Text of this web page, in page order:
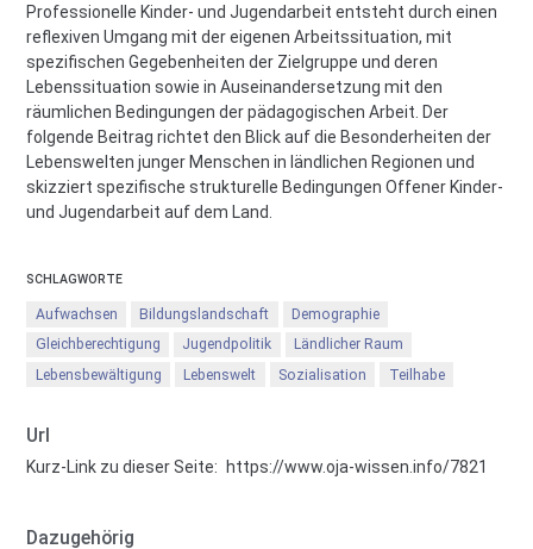
Professionelle Kinder- und Jugendarbeit entsteht durch einen
reflexiven Umgang mit der eigenen Arbeitssituation, mit
spezifischen Gegebenheiten der Zielgruppe und deren
Lebenssituation sowie in Auseinandersetzung mit den
räumlichen Bedingungen der pädagogischen Arbeit. Der
folgende Beitrag richtet den Blick auf die Besonderheiten der
Lebenswelten junger Menschen in ländlichen Regionen und
skizziert spezifische strukturelle Bedingungen Offener Kinder-
und Jugendarbeit auf dem Land.
SCHLAGWORTE
Aufwachsen Bildungslandschaft
Demographie
Gleichberechtigung
Jugendpolitik
Ländlicher Raum
Lebensbewältigung
Lebenswelt Sozialisation Teilhabe
Url
Kurz-Link zu dieser Seite: https://www.oja-wissen.info/7821
Dazugehörig